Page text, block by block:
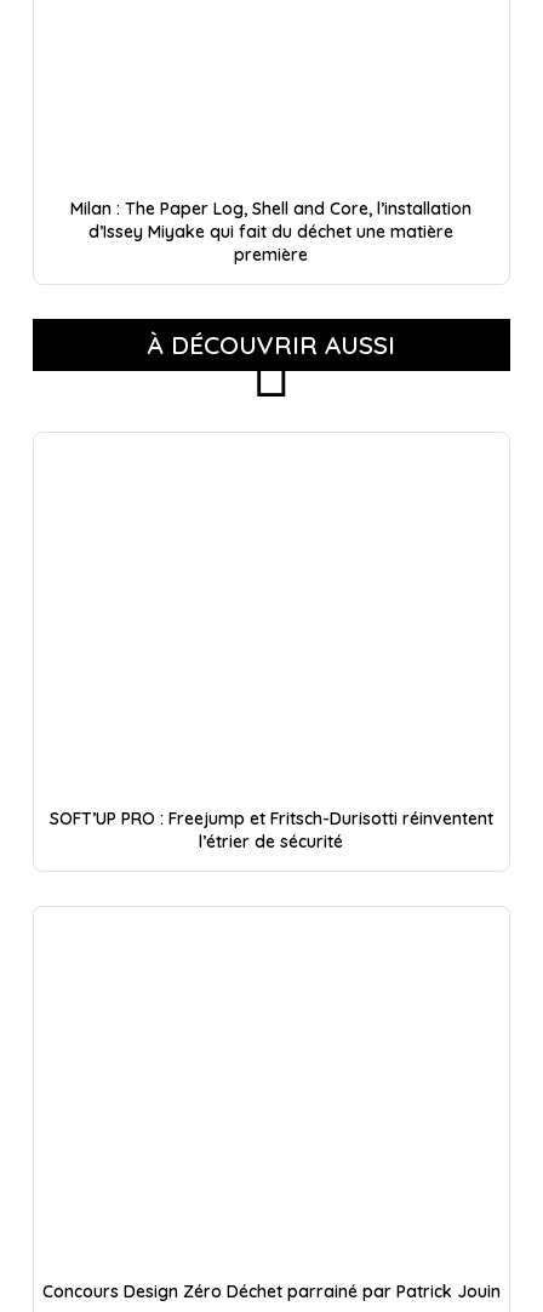
Milan : The Paper Log, Shell and Core, l’installation
d’Issey Miyake qui fait du déchet une matière
première
À DÉCOUVRIR AUSSI
SOFT’UP PRO : Freejump et Fritsch-Durisotti réinventent
l’étrier de sécurité
Concours Design Zéro Déchet parrainé par Patrick Jouin